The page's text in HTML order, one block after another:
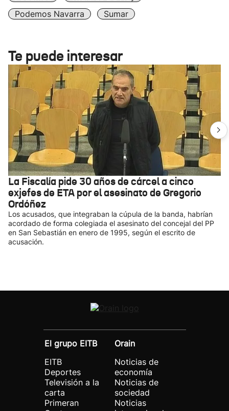
Podemos Navarra
Sumar
Te puede interesar
La Fiscalía pide 30 años de cárcel a cinco
exjefes de ETA por el asesinato de Gregorio
Ordóñez
Los acusados, que integraban la cúpula de la banda, habrían
acordado de forma colegiada el asesinato del concejal del PP
en San Sebastián en enero de 1995, según el escrito de
acusación.
El grupo EITB
EITB
Deportes
Televisión a la
carta
Primeran
Orain
Noticias de
economía
Noticias de
sociedad
Noticias